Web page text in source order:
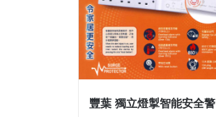
豐葉 獨立燈掣智能安全警